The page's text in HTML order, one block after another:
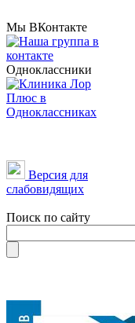
Мы ВКонтакте
Одноклассники
Версия для
слабовидящих
Поиск по сайту